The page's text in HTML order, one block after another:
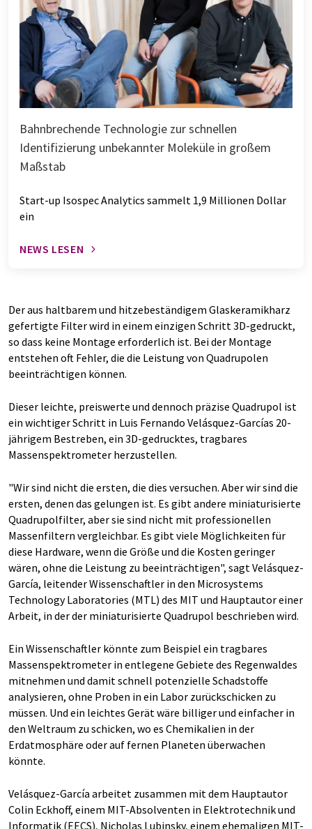
Bahnbrechende Technologie zur schnellen
Identifizierung unbekannter Moleküle in großem
Maßstab
Start-up Isospec Analytics sammelt 1,9 Millionen Dollar
ein
NEWS LESEN
Der aus haltbarem und hitzebeständigem Glaskeramikharz
gefertigte Filter wird in einem einzigen Schritt 3D-gedruckt,
so dass keine Montage erforderlich ist. Bei der Montage
entstehen oft Fehler, die die Leistung von Quadrupolen
beeinträchtigen können.
Dieser leichte, preiswerte und dennoch präzise Quadrupol ist
ein wichtiger Schritt in Luis Fernando Velásquez-Garcías 20-
jährigem Bestreben, ein 3D-gedrucktes, tragbares
Massenspektrometer herzustellen.
"Wir sind nicht die ersten, die dies versuchen. Aber wir sind die
ersten, denen das gelungen ist. Es gibt andere miniaturisierte
Quadrupolfilter, aber sie sind nicht mit professionellen
Massenfiltern vergleichbar. Es gibt viele Möglichkeiten für
diese Hardware, wenn die Größe und die Kosten geringer
wären, ohne die Leistung zu beeinträchtigen", sagt Velásquez-
García, leitender Wissenschaftler in den Microsystems
Technology Laboratories (MTL) des MIT und Hauptautor einer
Arbeit, in der der miniaturisierte Quadrupol beschrieben wird.
Ein Wissenschaftler könnte zum Beispiel ein tragbares
Massenspektrometer in entlegene Gebiete des Regenwaldes
mitnehmen und damit schnell potenzielle Schadstoffe
analysieren, ohne Proben in ein Labor zurückschicken zu
müssen. Und ein leichtes Gerät wäre billiger und einfacher in
den Weltraum zu schicken, wo es Chemikalien in der
Erdatmosphäre oder auf fernen Planeten überwachen
könnte.
Velásquez-García arbeitet zusammen mit dem Hauptautor
Colin Eckhoff, einem MIT-Absolventen in Elektrotechnik und
Informatik (EECS), Nicholas Lubinsky, einem ehemaligen MIT-